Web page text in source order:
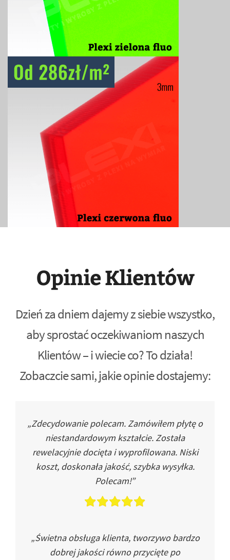
Opinie Klientów
Dzień za dniem dajemy z siebie wszystko,
aby sprostać oczekiwaniom naszych
Klientów – i wiecie co? To działa!
Zobaczcie sami, jakie opinie dostajemy:
„Zdecydowanie polecam. Zamówiłem płytę o
niestandardowym kształcie. Została
rewelacyjnie docięta i wyprofilowana. Niski
koszt, doskonała jakość, szybka wysyłka.
Polecam!”
„Świetna obsługa klienta, tworzywo bardzo
dobrej jakości równo przycięte po